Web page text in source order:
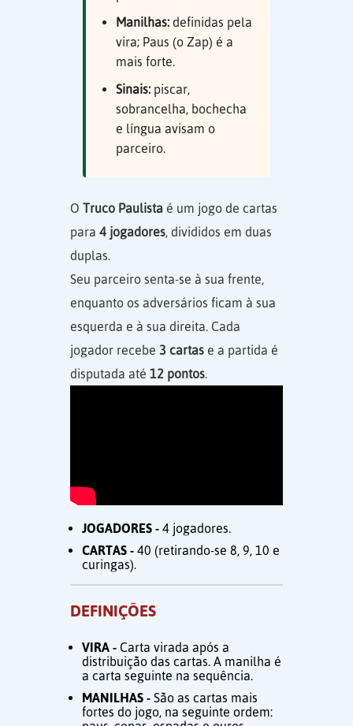
Manilhas: definidas pela
vira; Paus (o Zap) é a
mais forte.
Sinais: piscar,
sobrancelha, bochecha
e língua avisam o
parceiro.
O Truco Paulista é um jogo de cartas
para 4 jogadores, divididos em duas
duplas.
Seu parceiro senta-se à sua frente,
enquanto os adversários ficam à sua
esquerda e à sua direita. Cada
jogador recebe 3 cartas e a partida é
disputada até 12 pontos.
JOGADORES - 4 jogadores.
CARTAS - 40 (retirando-se 8, 9, 10 e
curingas).
DEFINIÇÕES
VIRA - Carta virada após a
distribuição das cartas. A manilha é
a carta seguinte na sequência.
MANILHAS - São as cartas mais
fortes do jogo, na seguinte ordem: